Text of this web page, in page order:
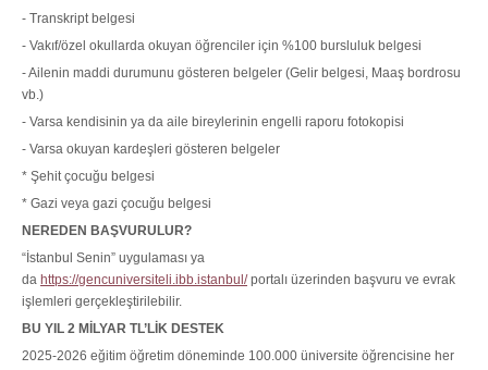
- Transkript belgesi
- Vakıf/özel okullarda okuyan öğrenciler için %100 bursluluk belgesi
- Ailenin maddi durumunu gösteren belgeler (Gelir belgesi, Maaş bordrosu
vb.)
- Varsa kendisinin ya da aile bireylerinin engelli raporu fotokopisi
- Varsa okuyan kardeşleri gösteren belgeler
* Şehit çocuğu belgesi
* Gazi veya gazi çocuğu belgesi
NEREDEN BAŞVURULUR?
“İstanbul Senin” uygulaması ya
da https://gencuniversiteli.ibb.istanbul/portalı üzerinden başvuru ve evrak
işlemleri gerçekleştirilebilir.
BU YIL 2 MİLYAR TL’LİK DESTEK
2025-2026 eğitim öğretim döneminde 100.000 üniversite öğrencisine her